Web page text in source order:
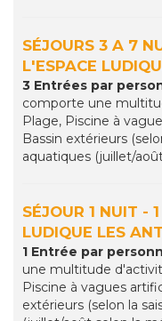
SÉJOURS 3 A 7
L'ESPACE
3 Entrées par
comporte une
Plage, Piscine à
Bassin extérieurs
aquatiques (juillet/
SÉJOUR 1 NUIT -
LUDIQUE LES
1 Entrée par
une multitude
Piscine à vagues
extérieurs (selon la